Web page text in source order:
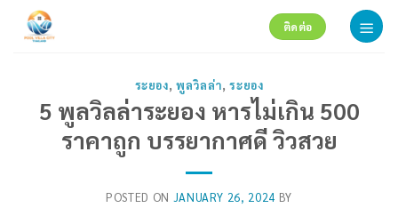
ติดต่อ
ระยอง,พูลวิลล่า,ระยอง
5 พูลวิลล่าระยอง หารไม่เกิน 500
ราคาถูก บรรยากาศดี วิวสวย
POSTED ON JANUARY 26, 2024 BY